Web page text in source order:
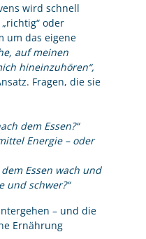
wird schnell
oder
um das eigene
auf meinen
hineinzuhören“,
Fragen, die sie
dem Essen?“
Energie – oder
Essen wach und
und schwer?“
– und die
Ernährung